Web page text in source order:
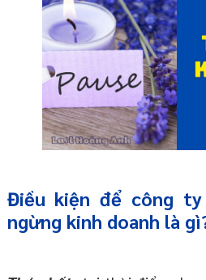
Điều kiện để công
ngừng kinh doanh là